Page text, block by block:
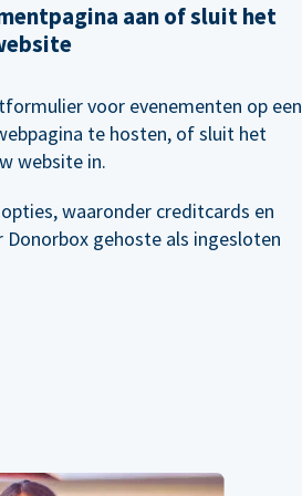
aan of sluit het
voor evenementen op een
te hosten, of sluit het
website in.
waaronder creditcards en
Donorbox gehoste als ingesloten